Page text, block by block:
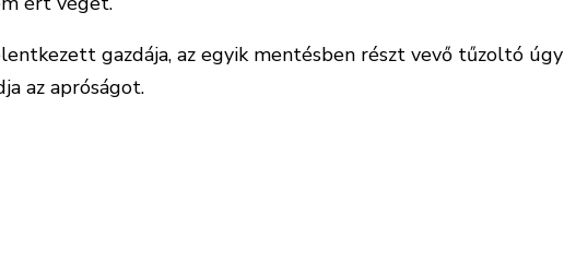
gazdája, az egyik mentésben részt vevő tűzoltó úgy
az apróságot.